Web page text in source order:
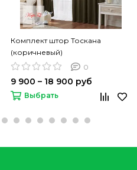
Комплект штор Тоскана
(коричневый)
0
9 900 – 18 900 руб
Выбрать